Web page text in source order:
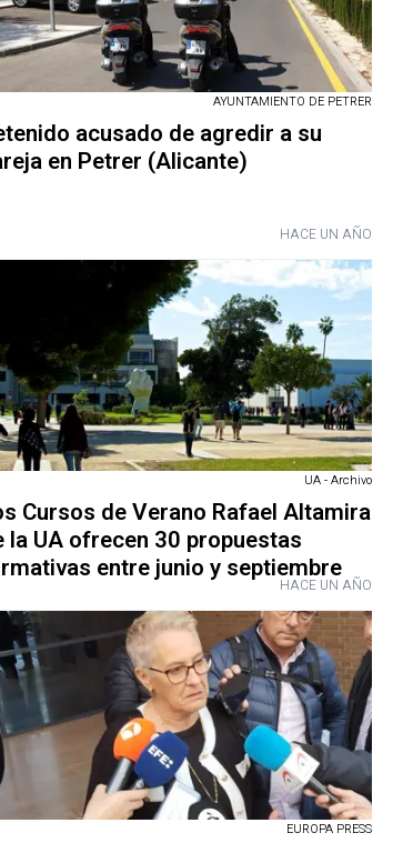
AYUNTAMIENTO DE PETRER
acusado de agredir a su
en Petrer (Alicante)
HACE UN AÑO
UA - Archivo
Cursos de Verano Rafael Altamira
la UA ofrecen 30 propuestas
entre junio y septiembre
HACE UN AÑO
EUROPA PRESS